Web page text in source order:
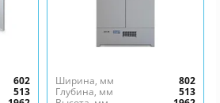
602
513
Ширина, мм
802
Глубина, мм
513